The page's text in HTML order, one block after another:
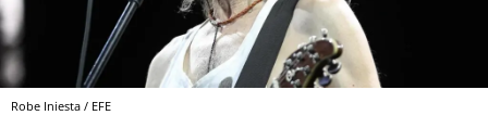
Robe Iniesta / EFE